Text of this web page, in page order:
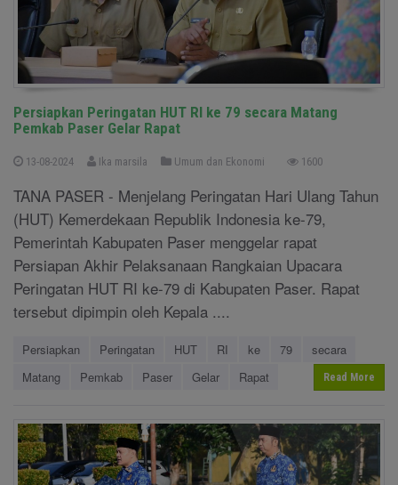
Persiapkan Peringatan HUT RI ke 79 secara Matang
Pemkab Paser Gelar Rapat
13-08-2024 Ika marsila Umum dan Ekonomi 1600
TANA PASER - Menjelang Peringatan Hari Ulang Tahun
(HUT) Kemerdekaan Republik Indonesia ke-79,
Pemerintah Kabupaten Paser menggelar rapat
Persiapan Akhir Pelaksanaan Rangkaian Upacara
Peringatan HUT RI ke-79 di Kabupaten Paser. Rapat
tersebut dipimpin oleh Kepala ....
Persiapkan Peringatan HUT RI ke 79
secara
Matang
Pemkab Paser Gelar Rapat Read More